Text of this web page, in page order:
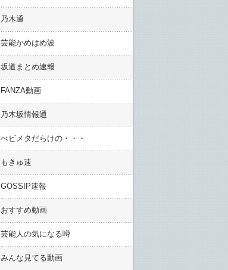
乃木通
芸能かめはめ波
坂道まとめ速報
FANZA動画
乃木坂情報通
べビメタだらけの・・・
もきゅ速
GOSSIP速報
おすすめ動画
芸能人の気になる噂
みんな見てる動画